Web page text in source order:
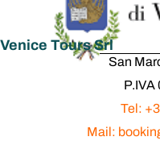
Venice Tours Srl
San
P.IVA
Tel:
Mail: